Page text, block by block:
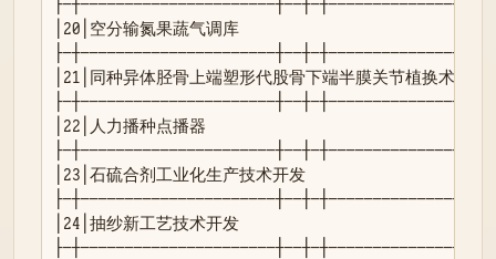
│20│空分输氮果蔬气调库                          │
├─┼──────────────────────┼──┼─┼───────────────┼──┤
│21│同种异体胫骨上端塑形代股骨下端半膜关节植
├─┼──────────────────────┼──┼─┼───────────────┼──┤
│22│人力播种点播器                              │ 地
├─┼──────────────────────┼──┼─┼───────────────┼──┤
│23│石硫合剂工业化生产技术开发
├─┼──────────────────────┼──┼─┼───────────────┼──┤
│24│抽纱新工艺技术开发                          │
├─┼──────────────────────┼──┼─┼───────────────┼──┤